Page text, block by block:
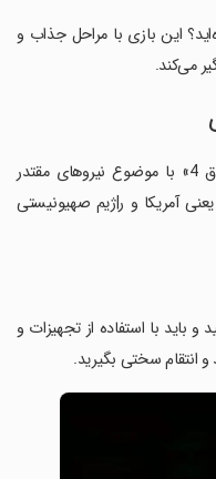
صادق4 را نصب کرده‌اید؟ این بازی با مراحل جذاب و
می‌کند.
‏‏‏بازی اکشن و جنگی سه‌بعدی «وعده صادق 4» با موضوع نیروهای مقتدر
آمریکا و ر|ژیم صهیونیستی
باید با استفاده از تجهیزات و
انتقام سختی بگیرید.